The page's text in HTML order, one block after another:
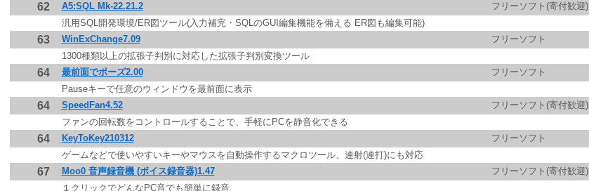
62 A5:SQL Mk-22.21.2 フリーソフト(寄付歓迎)
汎用SQL開発環境/ER図ツール(入力補完・SQLのGUI編集機能を備える ER図も編集可能)
63 WinExChange7.09 フリーソフト
1300種類以上の拡張子判別に対応した拡張子判別変換ツール
64 最前面でポーズ2.00 フリーソフト
Pauseキーで任意のウィンドウを最前面に表示
64 SpeedFan4.52 フリーソフト(寄付歓迎)
ファンの回転数をコントロールすることで、手軽にPCを静音化できる
64 KeyToKey210312 フリーソフト
ゲームなどで使いやすいキーやマウスを自動操作するマクロツール、連射(連打)にも対応
67 Moo0 音声録音機 (ボイス録音器)1.47 フリーソフト(寄付歓迎)
１クリックでどんなPC音でも簡単に録音